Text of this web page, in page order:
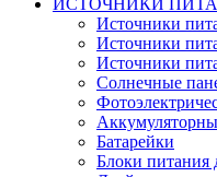
Источники
Источники
Источники
Солнечные
Батарейки
Блоки питания